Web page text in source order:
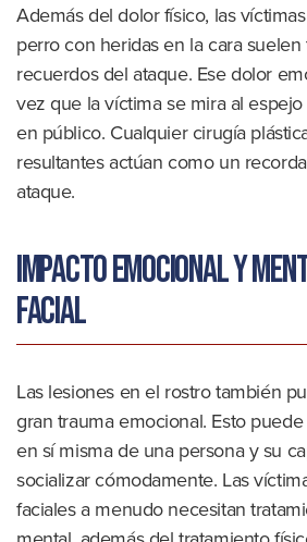
Además del dolor físico, las
perro con heridas en la cara
recuerdos del ataque. Ese dolor
vez que la víctima se mira al
en público. Cualquier cirugía
resultantes actúan como un
ataque.
Impacto emocional y
facial
Las lesiones en el rostro también
gran trauma emocional. Esto
en sí misma de una persona y su
socializar cómodamente. Las
faciales a menudo necesitan